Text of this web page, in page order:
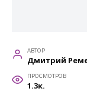
АВТОР
Дмитрий
ПРОСМОТРОВ
1.3к.